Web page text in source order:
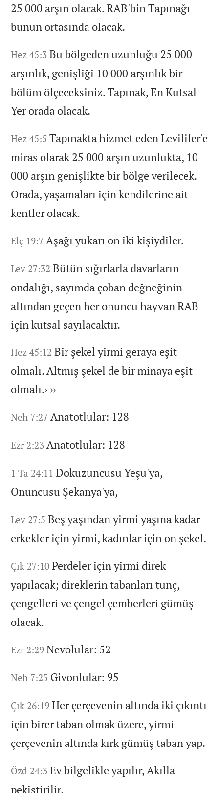
25 000 arşın olacak.RAB'bin Tapınağı
bunun ortasında olacak.
Hez 45:3 Bu bölgeden uzunluğu 25 000
arşınlık, genişliği 10 000 arşınlık bir
bölüm ölçeceksiniz.Tapınak,En Kutsal
Yer orada olacak.
Hez 45:5 Tapınakta hizmet eden Levililer'e
miras olarak 25 000 arşın uzunlukta, 10
000 arşın genişlikte bir bölge verilecek.
Orada,yaşamaları için kendilerine ait
kentler olacak.
Elç 19:7 Aşağı yukarı on iki kişiydiler.
Lev 27:32 Bütün sığırlarla davarların
ondalığı, sayımda çoban değneğinin
altından geçen her onuncu hayvan RAB
için kutsal sayılacaktır.
Hez 45:12 Bir şekel yirmi geraya eşit
olmalı.Altmış şekel de bir minaya eşit
olmalı.› ››
Neh 7:27 Anatotlular: 128
Ezr 2:23 Anatotlular: 128
1 Ta 24:11 Dokuzuncusu Yeşu'ya,
Onuncusu Şekanya'ya,
Lev 27:5 Beş yaşından yirmi yaşına kadar
erkekler için yirmi,kadınlar için on şekel.
Çık 27:10 Perdeler için yirmi direk
yapılacak; direklerin tabanları tunç,
çengelleri ve çengel çemberleri gümüş
olacak.
Ezr 2:29 Nevolular: 52
Neh 7:25 Givonlular: 95
Çık 26:19 Her çerçevenin altında iki çıkıntı
için birer taban olmak üzere,yirmi
çerçevenin altında kırk gümüş taban yap.
Özd 24:3 Ev bilgelikle yapılır, Akılla
pekiştirilir.